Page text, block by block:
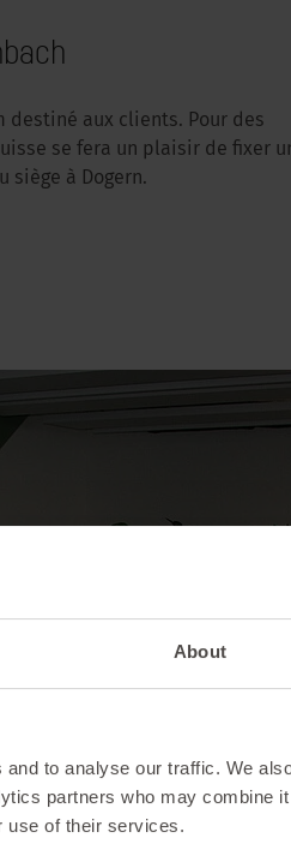
About
to analyse our traffic. We
partners who may combine
use of their services.
destiné aux clients. Pour des
se fera un plaisir de fixer
siège à Dogern.